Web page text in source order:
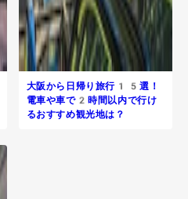
大阪から日帰り旅行​15選！
電車や車で2時間以内で行け
るおすすめ観光地は？